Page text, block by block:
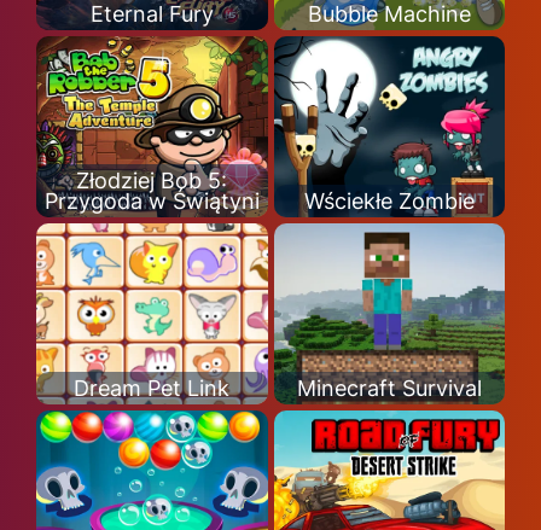
Eternal Fury Bubble Machine
Złodziej Bob 5:
Przygoda w Świątyni
Wściekłe Zombie
Dream Pet Link Minecraft Survival